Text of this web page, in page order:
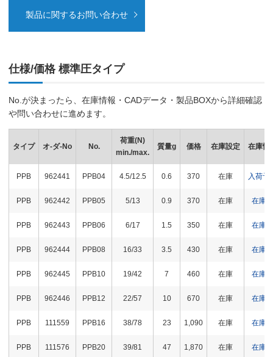
製品に関するお問い合わせ
仕様/価格 標準圧タイプ
No.が決まったら、在庫情報・CADデータ・製品BOXから詳細確認
や問い合わせに進めます。
タイプ オ-ダ-No No.
荷重(N)
min./max.
質量g 価格 在庫設定 在庫情
PPB 962441 PPB04 4.5/12.5 0.6 370 在庫 入荷予
PPB 962442 PPB05 5/13 0.9 370 在庫 在庫〇
PPB 962443 PPB06 6/17 1.5 350 在庫 在庫〇
PPB 962444 PPB08 16/33 3.5 430 在庫 在庫〇
PPB 962445 PPB10 19/42 7 460 在庫 在庫△
PPB 962446 PPB12 22/57 10 670 在庫 在庫〇
PPB 111559 PPB16 38/78 23 1,090 在庫 在庫△
PPB 111576 PPB20 39/81 47 1,870 在庫 在庫〇